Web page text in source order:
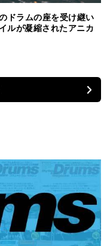
ドラムの座を受け継い
ルが凝縮されたアニカ